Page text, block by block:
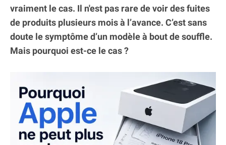
vraiment le cas. Il n'est pas rare de voir des fuites
de produits plusieurs mois à l’avance. C’est sans
doute le symptôme d’un modèle à bout de souffle.
Mais pourquoi est-ce le cas ?